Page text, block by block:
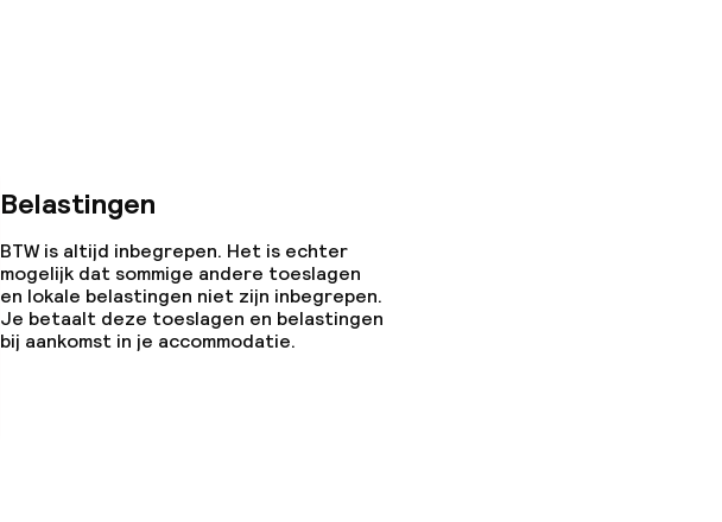
Belastingen
BTW is altijd inbegrepen. Het is echter
mogelijk dat sommige andere toeslagen
en lokale belastingen niet zijn inbegrepen.
Je betaalt deze toeslagen en belastingen
bij aankomst in je accommodatie.